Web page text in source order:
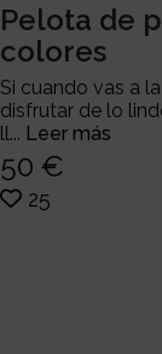
Pelota de
colores
Si cuando vas a
disfrutar de lo
ll... Leer más
50 €
25